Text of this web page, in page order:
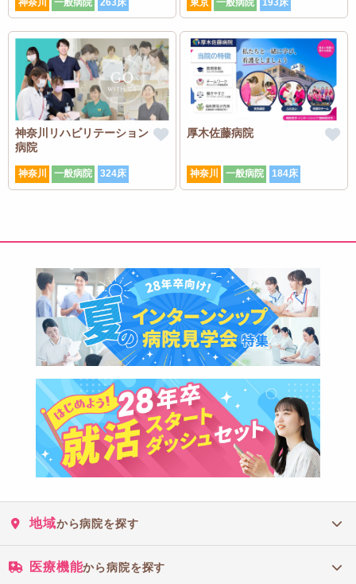
神奈川リハビリテーション
病院
神奈川 一般病院 324床
厚木佐藤病院
神奈川 一般病院 184床
地域から病院を探す
医療機能から病院を探す